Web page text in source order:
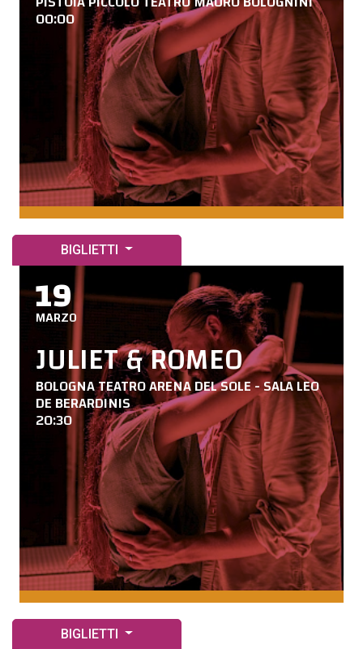
00:00
BIGLIETTI
19
MARZO
JULIET & ROMEO
BOLOGNA TEATRO ARENA DEL SOLE - SALA LEO
DE BERARDINIS
20:30
BIGLIETTI